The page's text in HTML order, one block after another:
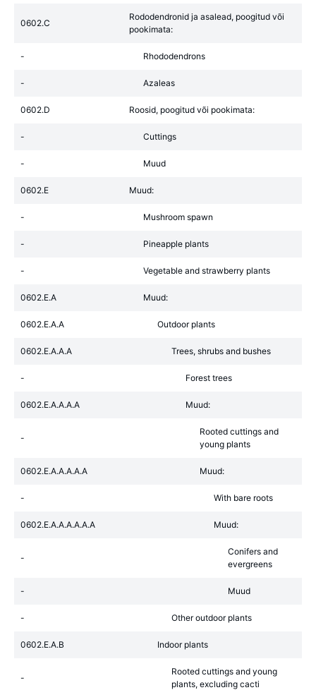
0602.C
Rododendronid ja asalead, poogitud või
pookimata:
- Rhododendrons
- Azaleas
0602.D Roosid, poogitud või pookimata:
- Cuttings
- Muud
0602.E Muud:
- Mushroom spawn
- Pineapple plants
- Vegetable and strawberry plants
0602.E.A Muud:
0602.E.A.A Outdoor plants
0602.E.A.A.A Trees, shrubs and bushes
- Forest trees
0602.E.A.A.A.A Muud:
-
Rooted cuttings and
young plants
0602.E.A.A.A.A.A Muud:
- With bare roots
0602.E.A.A.A.A.A.A Muud:
-
Conifers and
evergreens
- Muud
- Other outdoor plants
0602.E.A.B Indoor plants
-
Rooted cuttings and young
plants, excluding cacti